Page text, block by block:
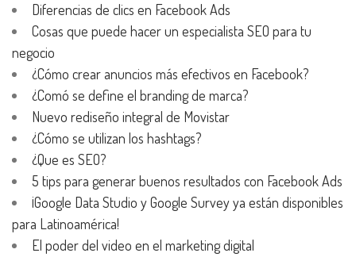
Diferencias de clics en Facebook Ads
Cosas que puede hacer un especialista SEO para tu
negocio
¿Cómo crear anuncios más efectivos en Facebook?
¿Comó se define el branding de marca?
Nuevo rediseño integral de Movistar
¿Cómo se utilizan los hashtags?
¿Que es SEO?
5 tips para generar buenos resultados con Facebook Ads
¡Google Data Studio y Google Survey ya están disponibles
para Latinoamérica!
El poder del video en el marketing digital